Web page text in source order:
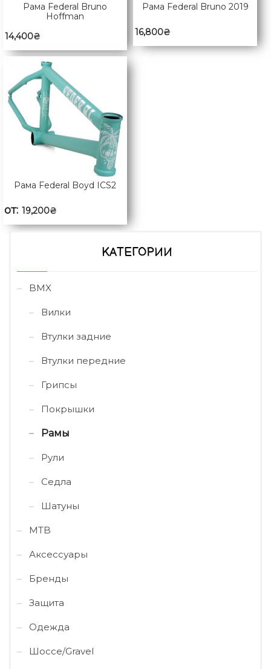
Рама Federal Bruno
Hoffman
14,400₴
Рама Federal Bruno 2019
16,800₴
Рама Federal Boyd ICS2
от: 19,200₴
КАТЕГОРИИ
BMX
Вилки
Втулки задние
Втулки передние
Грипсы
Покрышки
Рамы
Рули
Седла
Шатуны
MTB
Аксессуары
Бренды
Защита
Одежда
Шоссе/Gravel